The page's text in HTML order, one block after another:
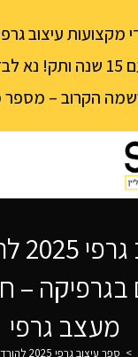
מקצועות עיצוב
03-6202111 - עם 15
הקרוב – מספר
בגרפיקה –
מעצב גרפי
> ספר עיצוב גרפי 2025 להורדה חינם – חוקים בגרפיקה – חובה לכל מעצב גרפי